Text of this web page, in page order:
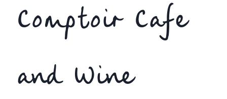
Comptoir Cafe
and Wine